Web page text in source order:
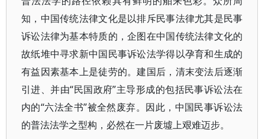
知，中国传统法律文化是以排斥民事法律尤其是民事
诉讼法律为基本特质的，企图在中国传统法律文化的
故纸堆中寻求新中国民事诉讼法学得以孕育和生成的
有益因素基本上是徒劳的。建国后，清末变法后逐渐
引进、并由“民国政府”主导形成的包括民事诉讼法在
内的“六法全书”被全然废弃。因此，中国民事诉讼法
的普法法学之型构，必然在一片废墟上艰难迈步。